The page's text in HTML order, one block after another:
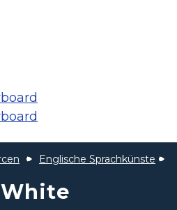
Englische Sprachkünste